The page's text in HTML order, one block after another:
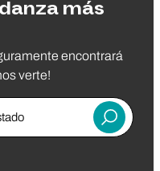
más
encontrará
verte!
Entregar